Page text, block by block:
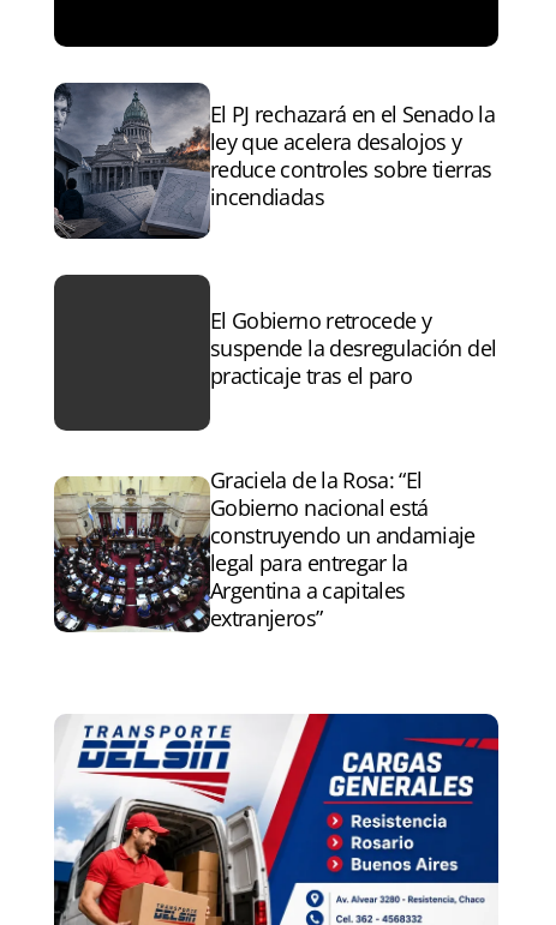
El PJ rechazará en el Senado la
ley que acelera desalojos y
reduce controles sobre tierras
incendiadas
El Gobierno retrocede y
suspende la desregulación del
practicaje tras el paro
Graciela de la Rosa: “El
Gobierno nacional está
construyendo un andamiaje
legal para entregar la
Argentina a capitales
extranjeros”